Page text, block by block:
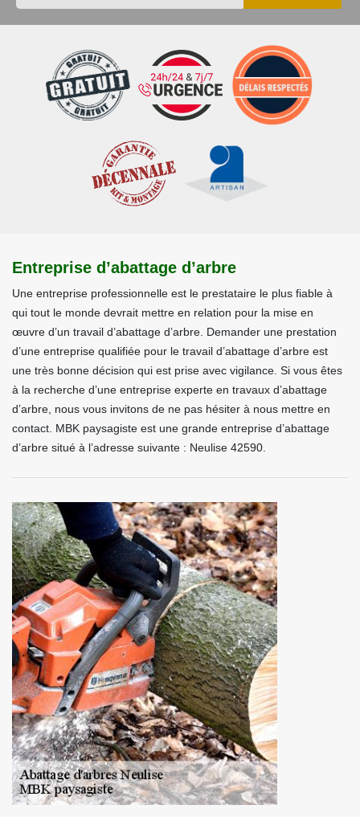
Entreprise d’abattage d’arbre
Une entreprise professionnelle est le prestataire le plus fiable à
qui tout le monde devrait mettre en relation pour la mise en
œuvre d’un travail d’abattage d’arbre. Demander une prestation
d’une entreprise qualifiée pour le travail d’abattage d’arbre est
une très bonne décision qui est prise avec vigilance. Si vous êtes
à la recherche d’une entreprise experte en travaux d’abattage
d’arbre, nous vous invitons de ne pas hésiter à nous mettre en
contact. MBK paysagiste est une grande entreprise d’abattage
d’arbre situé à l’adresse suivante : Neulise 42590.